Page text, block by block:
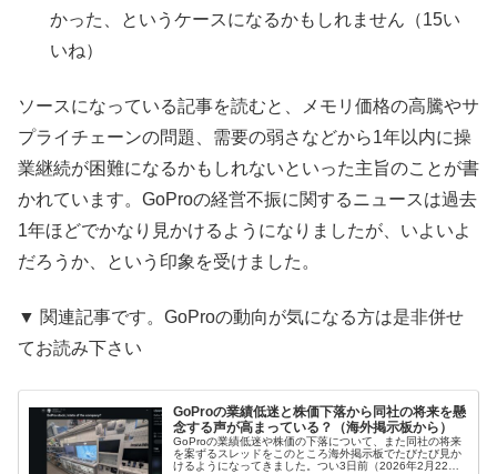
かった、というケースになるかもしれません（15い
いね）
ソースになっている記事を読むと、メモリ価格の高騰やサ
プライチェーンの問題、需要の弱さなどから1年以内に操
業継続が困難になるかもしれないといった主旨のことが書
かれています。GoProの経営不振に関するニュースは過去
1年ほどでかなり見かけるようになりましたが、いよいよ
だろうか、という印象を受けました。
▼ 関連記事です。GoProの動向が気になる方は是非併せ
てお読み下さい
GoProの業績低迷と株価下落から同社の将来を懸
念する声が高まっている？（海外掲示板から）
GoProの業績低迷や株価の下落について、また同社の将来
を案ずるスレッドをこのところ海外掲示板でたびたび見か
けるようになってきました。つい3日前（2026年2月22